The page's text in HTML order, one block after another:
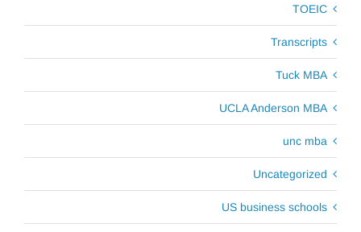
TOEIC
Transcripts
Tuck MBA
UCLA Anderson MBA
unc mba
Uncategorized
US business schools